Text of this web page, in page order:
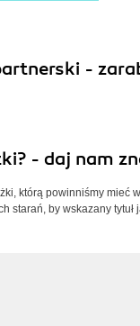
-
- daj nam
którą powinniśmy mieć
starań, by wskazany